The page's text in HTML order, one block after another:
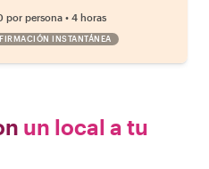
por persona • 4 horas
INSTANTÁNEA
un local a tu